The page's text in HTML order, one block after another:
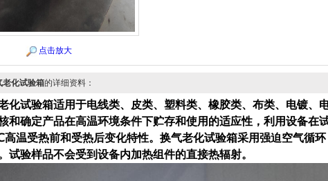
点击放大
老化试验箱的详细资料：
化试验箱适用于电线类、皮类、塑料类、橡胶类、布类、电镀、
和确定产品在高温环境条件下贮存和使用的适应性，利用设备在
温受热前和受热后变化特性。换气老化试验箱采用强迫空气循
试验样品不会受到设备内加热组件的直接热辐射。